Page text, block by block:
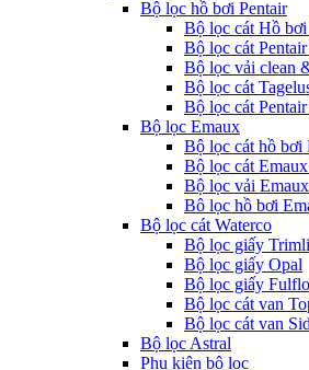
Bộ lọc hồ bơi Pentair
Bộ lọc cát Hồ
Bộ lọc cát
Bộ lọc vải clean
Bộ lọc cát
Bộ lọc cát
Bộ lọc Emaux
Bộ lọc cát hồ bơi
Bộ lọc cát
Bộ lọc vải
Bô lọc hồ bơi
Bộ lọc cát Waterco
Bộ lọc giấy
Bộ lọc giấy Opal
Bộ lọc giấy
Bộ lọc cát van
Bộ lọc cát van
Bộ lọc Astral
Phụ kiện bộ lọc